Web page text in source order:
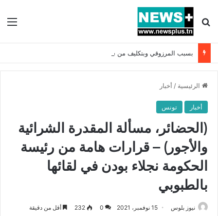
بحث عن
الرئيسية / أخبار
أخبار تونس
(الحضائر، مسألة المقدرة الشرائية
والأجور) – قرارات هامة من رئيسة
الحكومة نجلاء بودن في لقائها
بالطبوبي
نيوز بلوس 15 نوفمبر، 2021 0
232 أقل من دقيقة